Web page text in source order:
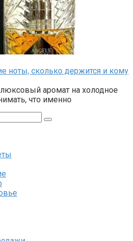
ноты, сколько держится и кому
аромат на холодное
что именно